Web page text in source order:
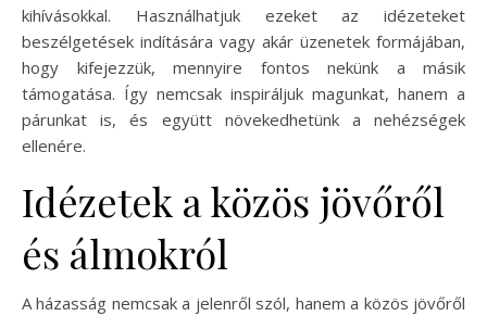
kihívásokkal. Használhatjuk ezeket az idézeteket
beszélgetések indítására vagy akár üzenetek formájában,
hogy kifejezzük, mennyire fontos nekünk a másik
támogatása. Így nemcsak inspiráljuk magunkat, hanem a
párunkat is, és együtt növekedhetünk a nehézségek
ellenére.
Idézetek a közös jövőről
és álmokról
A házasság nemcsak a jelenről szól, hanem a közös jövőről